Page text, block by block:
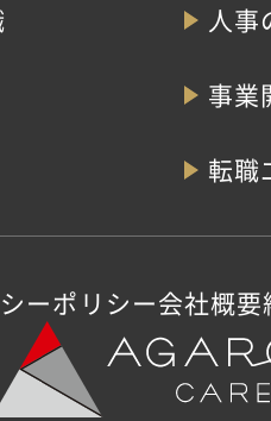
人事
事業
転職
ーポリシー会社概要